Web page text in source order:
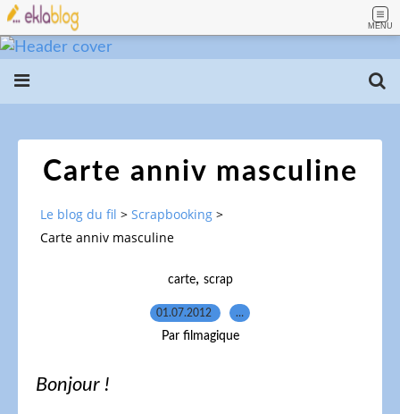
MENU
Carte anniv masculine
Le blog du fil > Scrapbooking >
Carte anniv masculine
carte, scrap
01.07.2012 …
Par filmagique
Bonjour !